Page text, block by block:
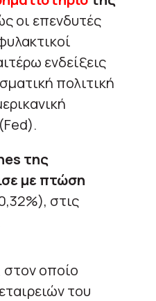
οι επενδυτές
ενδείξεις
πολιτική
της
με πτώση
στις
στον οποίο
του